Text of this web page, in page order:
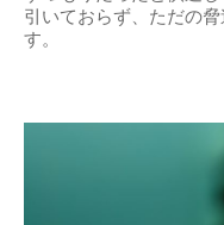
引いておらず、ただの
す。